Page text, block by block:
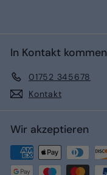
In Kontakt kommen
01752 345678
Kontakt
Wir akzeptieren